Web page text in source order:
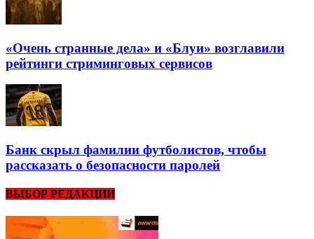
«Очень странные дела» и «Блуи» возглавили
рейтинги стриминговых сервисов
Банк скрыл фамилии футболистов, чтобы
рассказать о безопасности паролей
ВЫБОР РЕДАКЦИИ